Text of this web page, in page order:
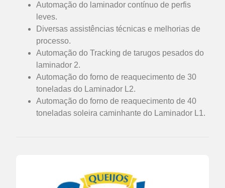
Automação do laminador contínuo de perfis
leves.
Diversas assistências técnicas e melhorias de
processo.
Automação do Tracking de tarugos pesados do
laminador 2.
Automação do forno de reaquecimento de 30
toneladas do Laminador L2.
Automação do forno de reaquecimento de 40
toneladas soleira caminhante do Laminador L1.